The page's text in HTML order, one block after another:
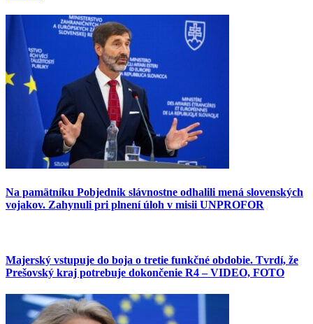
Na pamätníku Pobjednik slávnostne odhalili mená slovenských
vojakov. Zahynuli pri plnení úloh v misii UNPROFOR
Majerský vstupuje do boja o tretie funkčné obdobie. Tvrdí, že
Prešovský kraj potrebuje dokončenie R4 – VIDEO, FOTO